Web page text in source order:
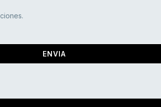
ENVIA